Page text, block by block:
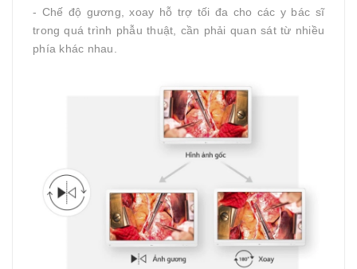
- Chế độ gương, xoay hỗ trợ tối đa cho các y bác sĩ
trong quá trình phẫu thuật, cần phải quan sát từ nhiều
phía khác nhau.